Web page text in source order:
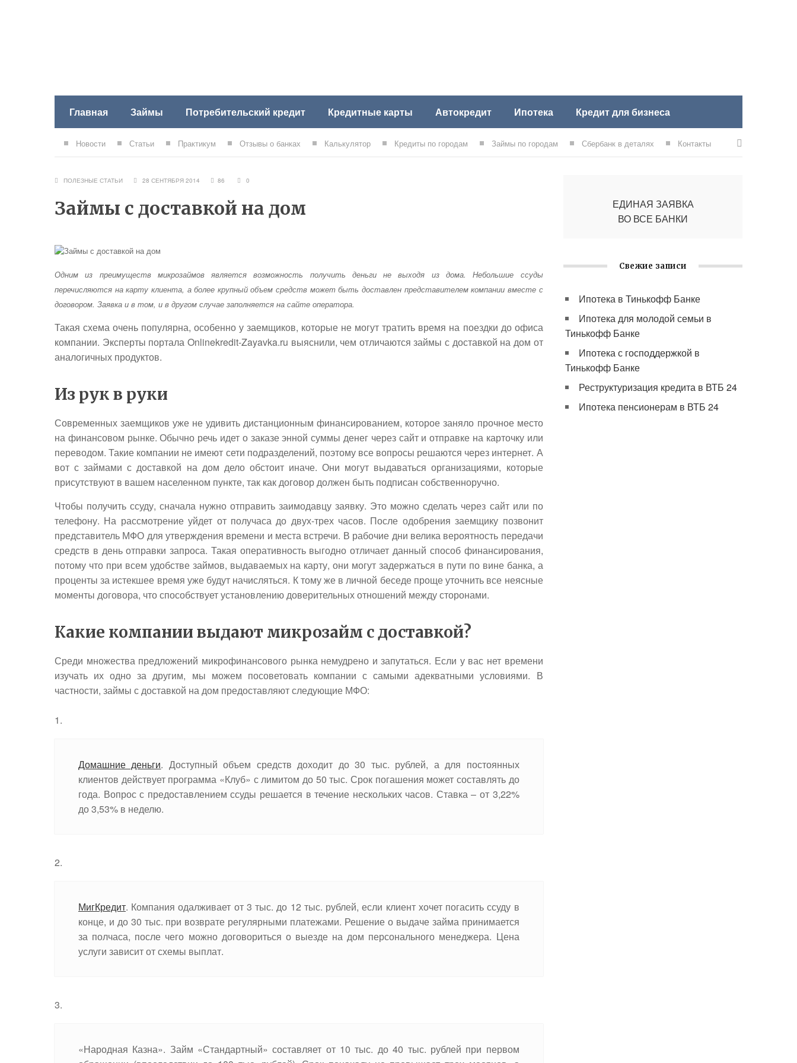
Главная Займы Потребительский кредит Кредитные карты Автокредит Ипотека Кредит для бизнеса
Новости Статьи Практикум Отзывы о банках Калькулятор Кредиты по городам Займы по городам Сбербанк в деталях Контакты
ПОЛЕЗНЫЕ СТАТЬИ 28 СЕНТЯБРЯ 2014 86 0
Займы с доставкой на дом
Одним из преимуществ микрозаймов является возможность получить деньги не выходя из дома. Небольшие ссуды
перечисляются на карту клиента, а более крупный объем средств может быть доставлен представителем компании вместе с
договором. Заявка и в том, и в другом случае заполняется на сайте оператора.
Такая схема очень популярна, особенно у заемщиков, которые не могут тратить время на поездки до офиса
компании. Эксперты портала Onlinekredit-Zayavka.ru выяснили, чем отличаются займы с доставкой на дом от
аналогичных продуктов.
Из рук в руки
Современных заемщиков уже не удивить дистанционным финансированием, которое заняло прочное место
на финансовом рынке. Обычно речь идет о заказе энной суммы денег через сайт и отправке на карточку или
переводом. Такие компании не имеют сети подразделений, поэтому все вопросы решаются через интернет. А
вот с займами с доставкой на дом дело обстоит иначе. Они могут выдаваться организациями, которые
присутствуют в вашем населенном пункте, так как договор должен быть подписан собственноручно.
Чтобы получить ссуду, сначала нужно отправить заимодавцу заявку. Это можно сделать через сайт или по
телефону. На рассмотрение уйдет от получаса до двух-трех часов. После одобрения заемщику позвонит
представитель МФО для утверждения времени и места встречи. В рабочие дни велика вероятность передачи
средств в день отправки запроса. Такая оперативность выгодно отличает данный способ финансирования,
потому что при всем удобстве займов, выдаваемых на карту, они могут задержаться в пути по вине банка, а
проценты за истекшее время уже будут начисляться. К тому же в личной беседе проще уточнить все неясные
моменты договора, что способствует установлению доверительных отношений между сторонами.
Какие компании выдают микрозайм с доставкой?
Среди множества предложений микрофинансового рынка немудрено и запутаться. Если у вас нет времени
изучать их одно за другим, мы можем посоветовать компании с самыми адекватными условиями. В
частности, займы с доставкой на дом предоставляют следующие МФО:
Домашние деньги. Доступный объем средств доходит до 30 тыс. рублей, а для постоянных
клиентов действует программа «Клуб» с лимитом до 50 тыс. Срок погашения может составлять до
года. Вопрос с предоставлением ссуды решается в течение нескольких часов. Ставка – от 3,22%
до 3,53% в неделю.
МигКредит. Компания одалживает от 3 тыс. до 12 тыс. рублей, если клиент хочет погасить ссуду в
конце, и до 30 тыс. при возврате регулярными платежами. Решение о выдаче займа принимается
за полчаса, после чего можно договориться о выезде на дом персонального менеджера. Цена
услуги зависит от схемы выплат.
«Народная Казна». Займ «Стандартный» составляет от 10 тыс. до 40 тыс. рублей при первом
ЕДИНАЯ ЗАЯВКА
ВО ВСЕ БАНКИ
Свежие записи
Ипотека в Тинькофф Банке
Ипотека для молодой семьи в
Тинькофф Банке
Ипотека с господдержкой в
Тинькофф Банке
Реструктуризация кредита в ВТБ 24
Ипотека пенсионерам в ВТБ 24